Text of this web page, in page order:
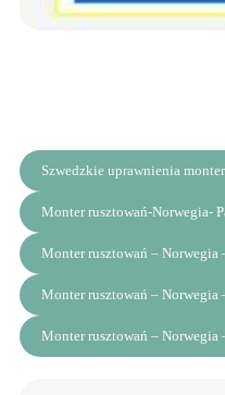
Szwedzkie uprawnienia
Monter rusztowań-Norwegia-
Monter rusztowań – Norwegia
Monter rusztowań – Norwegia
Monter rusztowań – Norwegia